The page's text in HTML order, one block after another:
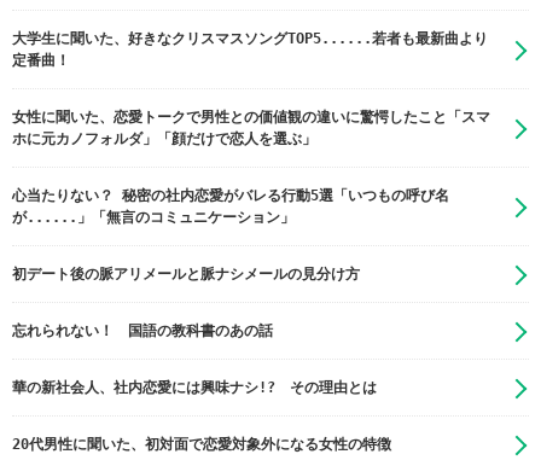
大学生に聞いた、好きなクリスマスソングTOP5......若者も最新曲より
定番曲！
女性に聞いた、恋愛トークで男性との価値観の違いに驚愕したこと「スマ
ホに元カノフォルダ」「顔だけで恋人を選ぶ」
心当たりない？ 秘密の社内恋愛がバレる行動5選「いつもの呼び名
が......」「無言のコミュニケーション」
初デート後の脈アリメールと脈ナシメールの見分け方
忘れられない！ 国語の教科書のあの話
華の新社会人、社内恋愛には興味ナシ!? その理由とは
20代男性に聞いた、初対面で恋愛対象外になる女性の特徴